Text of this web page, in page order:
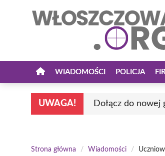
WIADOMOŚCI POLICJA
UWAGA! Dołącz do nowej
Strona główna / Wiadomości /